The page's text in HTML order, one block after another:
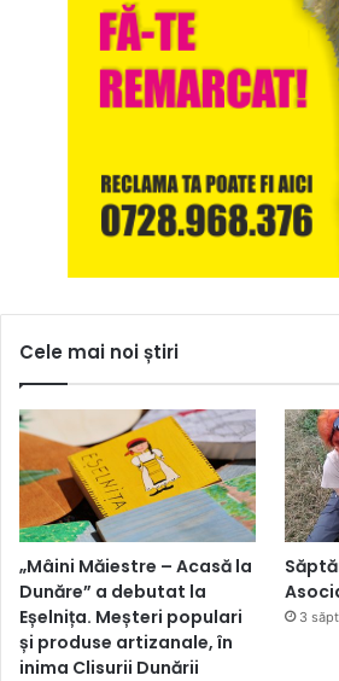
Cele mai noi știri
„Mâini Măiestre – Acasă la
Dunăre” a debutat la
Eșelnița. Meșteri populari
și produse artizanale, în
inima Clisurii Dunării
3